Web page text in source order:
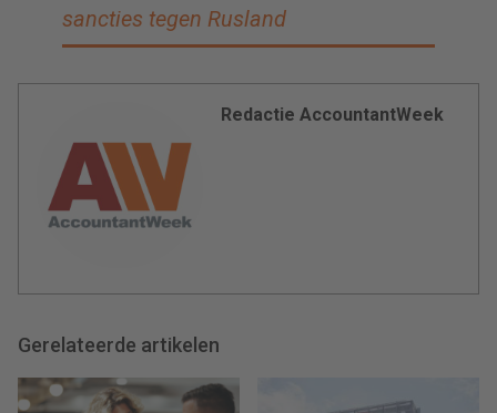
sancties tegen Rusland
Redactie AccountantWeek
Gerelateerde artikelen